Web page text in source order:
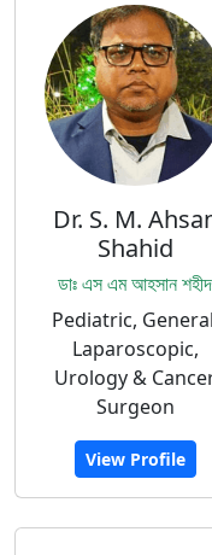
Dr. S. M.
Shahid
ডাঃ এস এম আহসান শহীদ
Pediatric,
Laparoscopic,
Urology &
Surgeon
View Profile